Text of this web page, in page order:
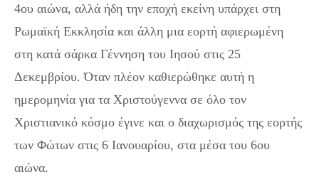
4ου αιώνα, αλλά ήδη την εποχή εκείνη υπάρχει στη
Ρωμαϊκή Εκκλησία και άλλη μια εορτή αφιερωμένη
στη κατά σάρκα Γέννηση του Ιησού στις 25
Δεκεμβρίου. Όταν πλέον καθιερώθηκε αυτή η
ημερομηνία για τα Χριστούγεννα σε όλο τον
Χριστιανικό κόσμο έγινε και ο διαχωρισμός της εορτής
των Φώτων στις 6 Ιανουαρίου, στα μέσα του 6ου
αιώνα.